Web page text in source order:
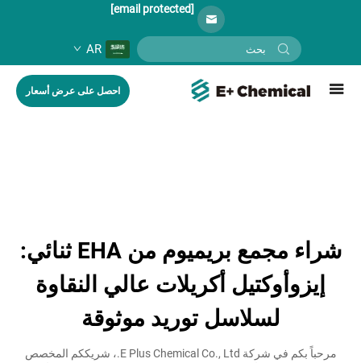
[email protected]
AR
احصل على عرض أسعار
شراء مجمع بريميوم من EHA ثنائي:
إيزوأوكتيل أكريلات عالي النقاوة
لسلاسل توريد موثوقة
مرحباً بكم في شركة E Plus Chemical Co., Ltd.، شريككم المخصص